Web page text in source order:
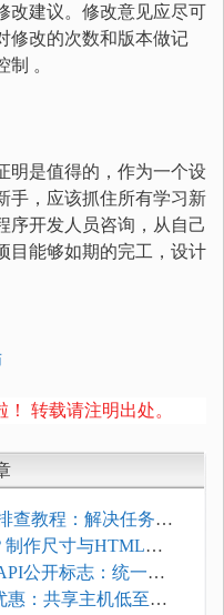
改建议。修改意见应尽可
修改的次数和版本做记
。
明是值得的，作为一个设
手，应该抓住所有学习新
序开发人员咨询，从自己
目能够如期的完工，设计
！ 转载请注明出处。
查教程：解决任务积
制作尺寸与HTML添
公开标志：统一支
惠：共享主机低至